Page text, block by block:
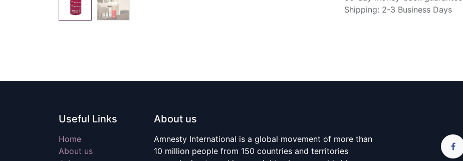
Shipping: 2-3 Business Days
Useful Links
Home
About us
About us
Amnesty International is a global movement of more than
10 million people from 150 countries and territories